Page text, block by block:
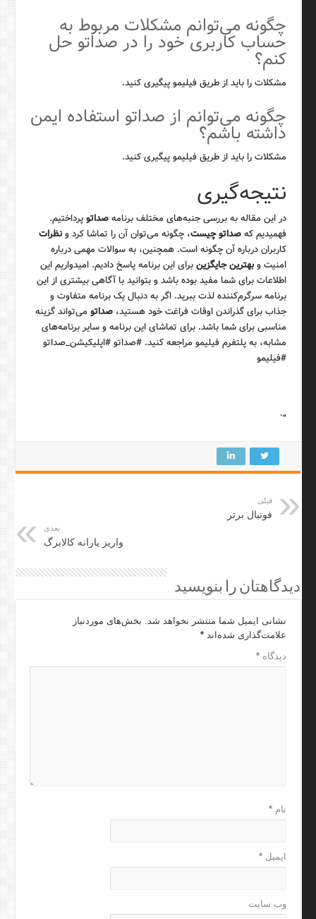
چگونه می‌توانم مشکلات مربوط به
حساب کاربری خود را در صداتو حل
کنم؟
مشکلات را باید از طریق فیلیمو پیگیری کنید.
چگونه می‌توانم از صداتو استفاده ایمن
داشته باشم؟
مشکلات را باید از طریق فیلیمو پیگیری کنید.
نتیجه‌گیری
در این مقاله به بررسی جنبه‌های مختلف برنامهصداتوپرداختیم.
فهمیدیم کهصداتو چیست، چگونه می‌توان آن را تماشا کرد ونظرات
کاربران درباره آن چگونه است. همچنین، به سوالات مهمی درباره
امنیت وبهترین جایگزینبرای این برنامه پاسخ دادیم. امیدواریم این
اطلاعات برای شما مفید بوده باشد و بتوانید با آگاهی بیشتری از این
برنامه سرگرم‌کننده لذت ببرید. اگر به دنبال یک برنامه متفاوت و
جذاب برای گذراندن اوقات فراغت خود هستید،صداتو می‌تواند گزینه
مناسبی برای شما باشد. برای تماشای این برنامه و سایر برنامه‌های
مشابه، به پلتفرم فیلیمو مراجعه کنید. #صداتو #اپلیکیشن_صداتو
#فیلیمو
“`
قبلی
فوتبال برتر
بعدی
واریز یارانه کالابرگ
دیدگاهتان را بنویسید
نشانی ایمیل شما منتشر نخواهد شد.
بخش‌های موردنیاز
علامت‌گذاری شده‌اند*
دیدگاه*
نام*
ایمیل*
وب‌ سایت